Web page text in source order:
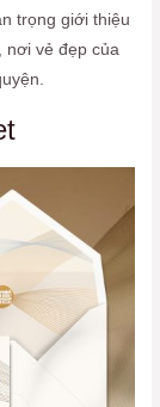
trọng giới thiệu
nơi vẻ đẹp của